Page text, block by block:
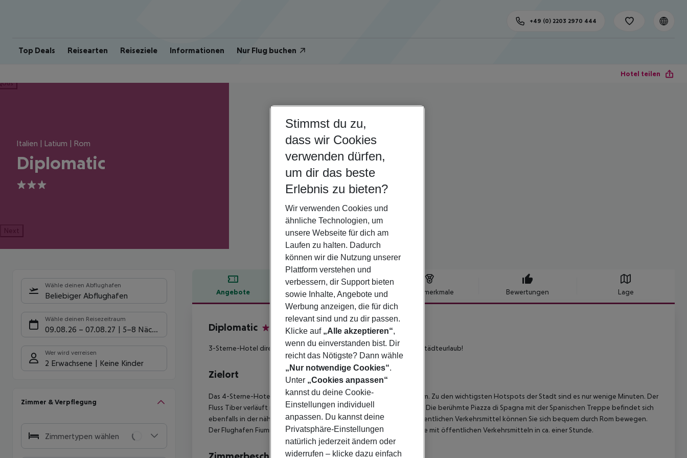
Top Deals Reisearten Reiseziele Informationen Nur Flug buchen
+49 (0) 2203 2970 444
Hotel teilen
Italien | Latium | Rom
Diplomatic
3
Next
Wähle deinen Abflughafen
Beliebiger Abflughafen
Wähle deinen Reisezeitraum
09.08.26 – 07.08.27 5-8 Nächte
Wer wird verreisen
2 Erwachsene Keine Kinder
Zimmer & Verpflegung
Zimmertypen wählen
Angebote Hotelbeschreibung Hotelmerkmale Bewertungen Lage
Hotelbeschreibung
Diplomatic
3-Sterne-Hotel direkt im Stadtzentrum von Rom- perfekt für Ihren Städteurlaub!
Zielort
Das 4-Sterne-Hotel Diplomatic liegt direkt im Stadtzentrum von Rom. Zu den wichtigsten Hotspots der Stadt sind es nur wenige Minuten. Der
Fluss Tiber verläuft nicht einmal 100 Meter von Ihrem Hotel entfernt. Die berühmte Piazza di Spagna mit der Spanischen Treppe befindet sich
ebenfalls in der näheren Umgebung. Durch die gut ausgebauten öffentlichen Verkehrsmittel können Sie sich bequem durch Rom bewegen.
Der Flughafen Fiumicino ist ca. 30km entfernt. Das Hotel erreichen Sie mit öffentlichen Verkehrsmitteln in ca. einer Stunde.
Stimmst du zu,
dass wir Cookies
verwenden dürfen,
um dir das beste
Erlebnis zu bieten?
Wir verwenden Cookies und
ähnliche Technologien, um
unsere Webseite für dich am
Laufen zu halten. Dadurch
können wir die Nutzung unserer
Plattform verstehen und
verbessern, dir Support bieten
sowie Inhalte, Angebote und
Werbung anzeigen, die für dich
relevant sind und zu dir passen.
Klicke auf „Alle akzeptieren“,
wenn du einverstanden bist. Dir
reicht das Nötigste? Dann wähle
„Nur notwendige Cookies“.
Unter „Cookies anpassen“
kannst du deine Cookie-
Einstellungen individuell
anpassen. Du kannst deine
Privatsphäre-Einstellungen
natürlich jederzeit ändern oder
widerrufen – klicke dazu einfach